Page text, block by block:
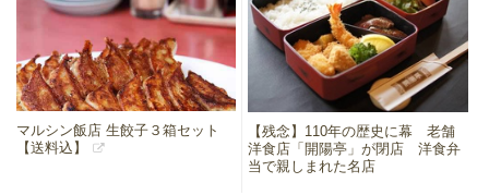
マルシン飯店 生餃子３箱セット
【送料込】
【残念】110年の歴史に幕 老舗
洋食店「開陽亭」が閉店 洋食弁
当で親しまれた名店